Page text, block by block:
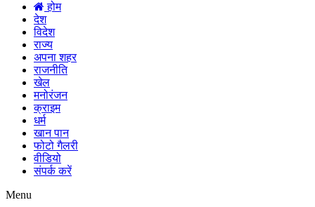
होम
देश
विदेश
राज्य
अपना शहर
राजनीति
खेल
मनोरंजन
क्राइम
धर्म
खान पान
फोटो गैलरी
वीडियो
संपर्क करें
Menu